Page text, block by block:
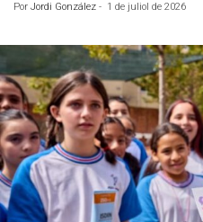
Por Jordi González - 1 de juliol de 2026